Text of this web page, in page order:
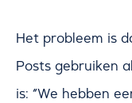
Het probleem is
Posts gebruiken
is: “We hebben